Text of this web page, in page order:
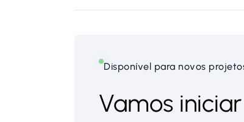
Disponível para novos
Vamos